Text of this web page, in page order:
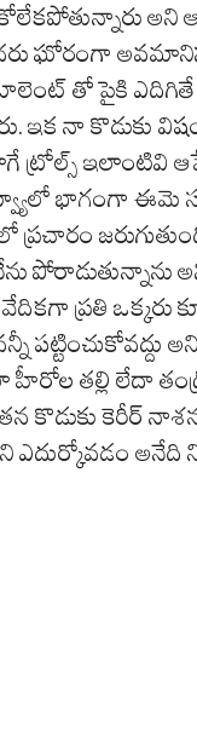
అని
ఘోరంగా
తో పైకి
ఇక నా కొడుకు
ట్రోల్స్ ఇలాంటివి
భాగంగా ఈమె
ప్రచారం
పోరాడుతున్నాను
ఒక్కరు కూడా
పట్టించుకోవద్దు
హీరోల తల్లి లేదా
తన కొడుకు కెరీర్
ఎదుర్కోవడం అనేది